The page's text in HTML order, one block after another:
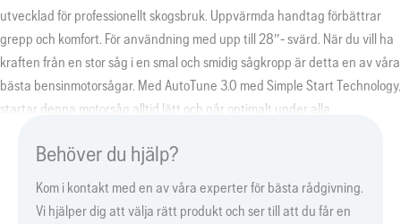
utvecklad för professionellt skogsbruk. Uppvärmda handtag förbättrar
grepp och komfort. För användning med upp till 28″- svärd. När du vill ha
kraften från en stor såg i en smal och smidig sågkropp är detta en av våra
bästa bensinmotorsågar. Med AutoTune 3.0 med Simple Start Technology,
startar denna motorsåg alltid lätt och går optimalt under alla
fälla, kvista och kapa lövträd och stora barrträd.
Behöver du hjälp?
Kom i kontakt med en av våra experter för bästa rådgivning.
Vi hjälper dig att välja rätt produkt och ser till att du får en